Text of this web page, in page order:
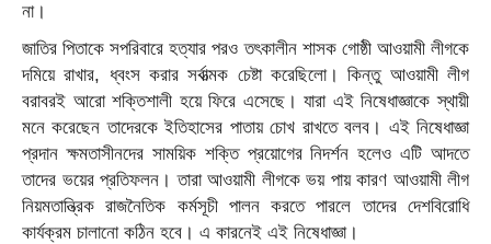
না।
জাতির পিতাকে সপরিবারে হত্যার পরও তৎকালীন শাসক গোষ্ঠী আওয়ামী লীগকে
দমিয়ে রাখার, ধ্বংস করার সর্বাত্মক চেষ্টা করেছিলো। কিন্তু আওয়ামী লীগ
বরাবরই আরো শক্তিশালী হয়ে ফিরে এসেছে। যারা এই নিষেধাজ্ঞাকে স্থায়ী
মনে করেছেন তাদেরকে ইতিহাসের পাতায় চোখ রাখতে বলব। এই নিষেধাজ্ঞা
প্রদান ক্ষমতাসীনদের সাময়িক শক্তি প্রয়োগের নিদর্শন হলেও এটি আদতে
তাদের ভয়ের প্রতিফলন। তারা আওয়ামী লীগকে ভয় পায় কারণ আওয়ামী লীগ
নিয়মতান্ত্রিক রাজনৈতিক কর্মসূচী পালন করতে পারলে তাদের দেশবিরোধি
কার্যক্রম চালানো কঠিন হবে। এ কারনেই এই নিষেধাজ্ঞা।